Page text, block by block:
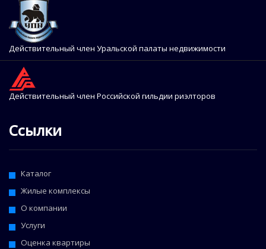
Действительный член Уральской палаты недвижимости
Действительный член Российской гильдии риэлторов
Ссылки
Каталог
Жилые комплексы
О компании
Услуги
Оценка квартиры